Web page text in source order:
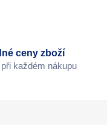
ceny zboží
každém nákupu